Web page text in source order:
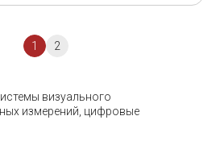
1 2
визуального
измерений, цифровые